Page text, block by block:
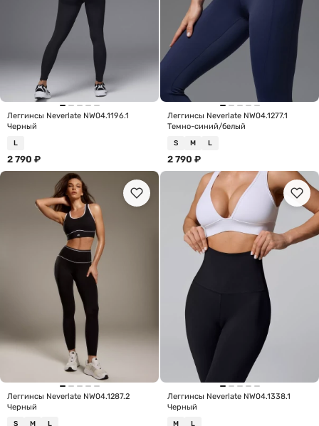
Леггинсы Neverlate NW04.1196.1
Черный
L
2 790 ₽
Леггинсы Neverlate NW04.1277.1
Темно-синий/белый
S M L
2 790 ₽
Леггинсы Neverlate NW04.1287.2
Черный
S M L
Леггинсы Neverlate NW04.1338.1
Черный
M L